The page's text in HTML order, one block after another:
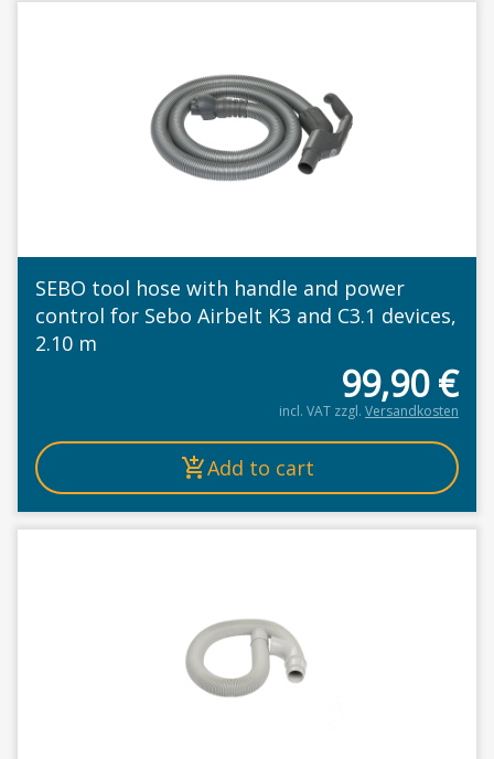
SEBO tool hose with handle and power
control for Sebo Airbelt K3 and C3.1 devices,
2.10 m
99,90€
incl. VAT zzgl. Versandkosten
Add to cart